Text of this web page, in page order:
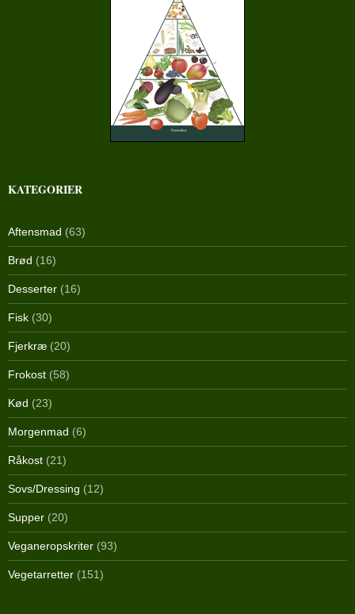
KATEGORIER
Aftensmad (63)
Brød (16)
Desserter (16)
Fisk (30)
Fjerkræ (20)
Frokost (58)
Kød (23)
Morgenmad (6)
Råkost (21)
Sovs/Dressing (12)
Supper (20)
Veganeropskriter (93)
Vegetarretter (151)